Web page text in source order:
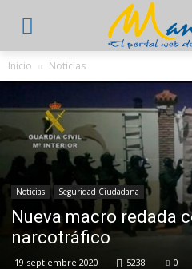
Inicio Noticias
Noticias Seguridad Ciudadana
Nueva macro redada
narcotráfico
19 septiembre 2020 5238 0